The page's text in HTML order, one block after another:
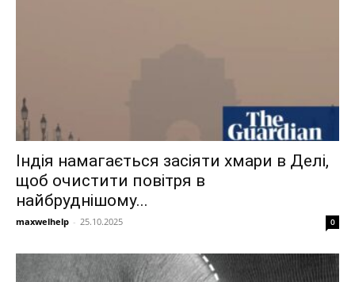
Індія намагається засіяти хмари в Делі,
щоб очистити повітря в
найбруднішому...
maxwelhelp - 25.10.2025 0